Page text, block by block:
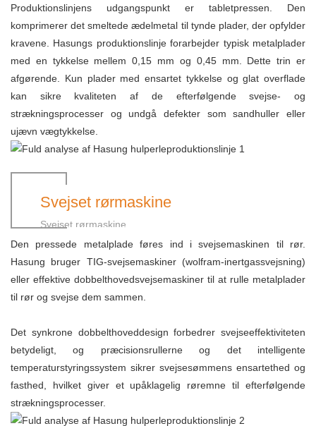
Produktionslinjens udgangspunkt er tabletpressen. Den
komprimerer det smeltede ædelmetal til tynde plader, der opfylder
kravene. Hasungs produktionslinje forarbejder typisk metalplader
med en tykkelse mellem 0,15 mm og 0,45 mm. Dette trin er
afgørende. Kun plader med ensartet tykkelse og glat overflade
kan sikre kvaliteten af ​​de efterfølgende svejse- og
strækningsprocesser og undgå defekter som sandhuller eller
ujævn vægtykkelse.
Svejset rørmaskine
Svejset rørmaskine
Den pressede metalplade føres ind i svejsemaskinen til rør.
Hasung bruger TIG-svejsemaskiner (wolfram-inertgassvejsning)
eller effektive dobbelthovedsvejsemaskiner til at rulle metalplader
til rør og svejse dem sammen.
Det synkrone dobbelthoveddesign forbedrer svejseeffektiviteten
betydeligt, og præcisionsrullerne og det intelligente
temperaturstyringssystem sikrer svejsesømmens ensartethed og
fasthed, hvilket giver et upåklagelig røremne til efterfølgende
strækningsprocesser.